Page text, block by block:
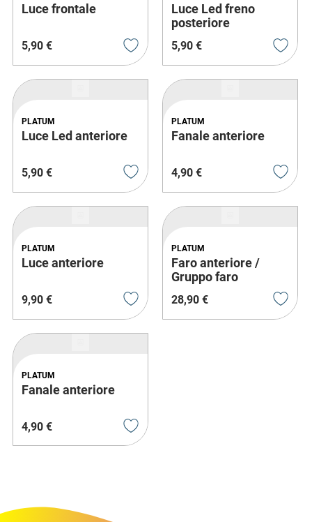
Luce frontale
5,90 €
Luce Led freno
posteriore
5,90 €
PLATUM
Luce Led anteriore
5,90 €
PLATUM
Fanale anteriore
4,90 €
PLATUM
Luce anteriore
9,90 €
PLATUM
Faro anteriore /
Gruppo faro
28,90 €
PLATUM
Fanale anteriore
4,90 €